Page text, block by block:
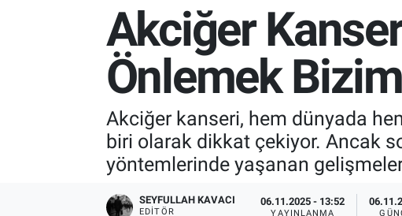
Akciğer
Önlemek
Akciğer kanseri, hem dünyada
biri olarak dikkat çekiyor. Ancak
yöntemlerinde yaşanan
SEYFULLAH KAVACI
EDITÖR
06.11.2025 - 13:52
YAYINLANMA
Malatya Trafik Yoğunluk Haritası
Süper Lig Puan Durumu ve Fikstür
Tüm Manşetler
Son Dakika Haberleri
Haber Arşivi